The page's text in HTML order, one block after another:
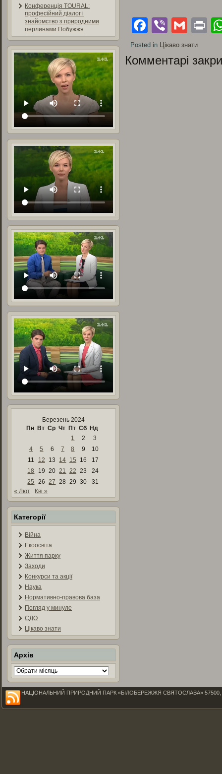
Конференція TOURAL:
професійний діалог і
знайомство з природними
перлинами Побужжя
Березень 2024
Пн Вт Ср Чт Пт Сб Нд
1
2
3
4
5 6 7 8 9
10
11
12 13 14 15 16
17
18
19 20 21 22 23
24
25
26 27 28 29 30
31
« Лют
Кві »
Категорії
Війна
Екоосвіта
Життя парку
Заходи
Конкурси та акції
Наука
Нормативно-правова база
Погляд у минуле
СДО
Цікаво знати
Архів
Архів
Facebook
Viber
Posted in Цікаво знати
Комментарі
НАЦІОНАЛЬНИЙ ПРИРОДНИЙ ПАРК «БІЛОБЕРЕЖЖЯ СВЯТОСЛАВА» 57500,